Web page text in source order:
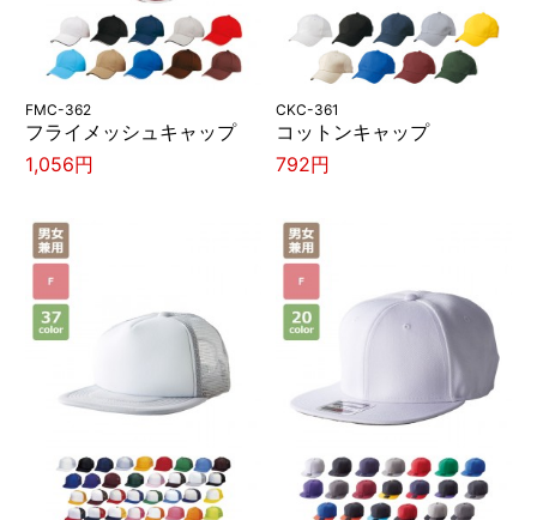
FMC-362
フライメッシュキャップ
1,056円
CKC-361
コットンキャップ
792円